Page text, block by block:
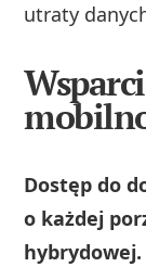
utraty
Dostęp do
o każdej
hybrydowej.